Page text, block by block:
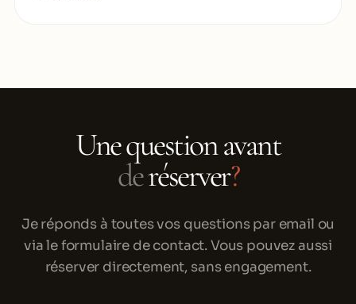
Une question avant
deréserver?
Je réponds à toutes vos questions par email ou
via le formulaire de contact. Vous pouvez aussi
réserver directement, sans engagement.